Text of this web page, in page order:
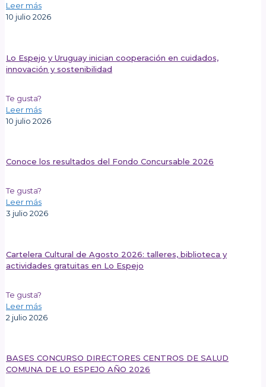
Leer más
10 julio 2026
Lo Espejo y Uruguay inician cooperación en cuidados,
innovación y sostenibilidad
Te gusta?
Leer más
10 julio 2026
Conoce los resultados del Fondo Concursable 2026
Te gusta?
Leer más
3 julio 2026
Cartelera Cultural de Agosto 2026: talleres, biblioteca y
actividades gratuitas en Lo Espejo
Te gusta?
Leer más
2 julio 2026
BASES CONCURSO DIRECTORES CENTROS DE SALUD
COMUNA DE LO ESPEJO AÑO 2026